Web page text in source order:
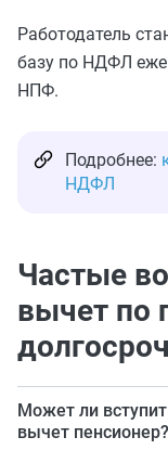
Работодатель
базу по НДФЛ
НПФ.
Подробнее:
НДФЛ
Частые
вычет по
Может ли
вычет пенсионер?